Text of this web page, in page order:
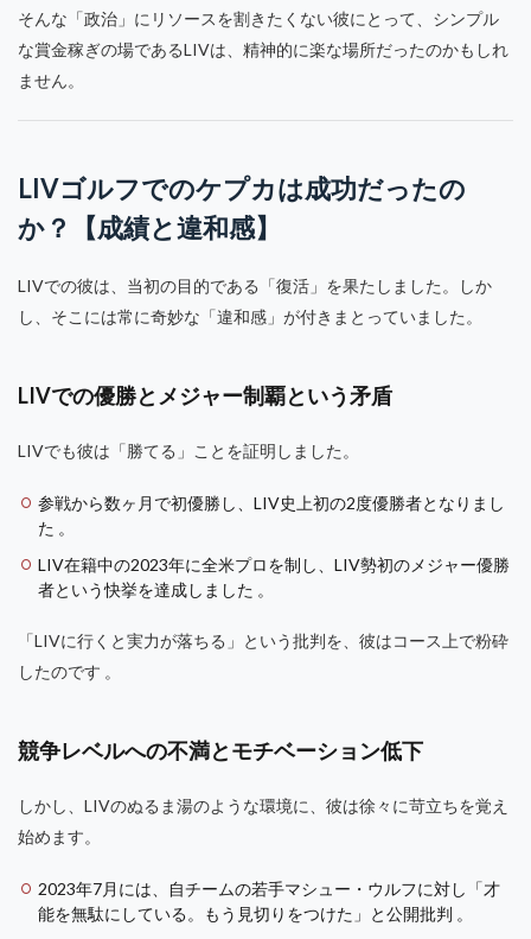
そんな「政治」にリソースを割きたくない彼にとって、シンプル
な賞金稼ぎの場であるLIVは、精神的に楽な場所だったのかもしれ
ません。
LIVゴルフでのケプカは成功だったの
か？【成績と違和感】
LIVでの彼は、当初の目的である「復活」を果たしました。しか
し、そこには常に奇妙な「違和感」が付きまとっていました。
LIVでの優勝とメジャー制覇という矛盾
LIVでも彼は「勝てる」ことを証明しました。
参戦から数ヶ月で初優勝し、LIV史上初の2度優勝者となりまし
た 。
LIV在籍中の2023年に全米プロを制し、LIV勢初のメジャー優勝
者という快挙を達成しました 。
「LIVに行くと実力が落ちる」という批判を、彼はコース上で粉砕
したのです 。
競争レベルへの不満とモチベーション低下
しかし、LIVのぬるま湯のような環境に、彼は徐々に苛立ちを覚え
始めます。
2023年7月には、自チームの若手マシュー・ウルフに対し「才
能を無駄にしている。もう見切りをつけた」と公開批判 。